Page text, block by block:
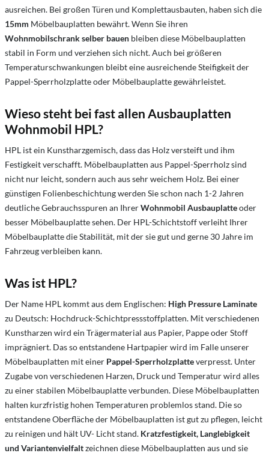
ausreichen. Bei großen Türen und Komplettausbauten, haben sich die
15mm Möbelbauplatten bewährt. Wenn Sie ihren
Wohnmobilschrank selber bauen bleiben diese Möbelbauplatten
stabil in Form und verziehen sich nicht. Auch bei größeren
Temperaturschwankungen bleibt eine ausreichende Steifigkeit der
Pappel-Sperrholzplatte oder Möbelbauplatte gewährleistet.
Wieso steht bei fast allen Ausbauplatten
Wohnmobil HPL?
HPL ist ein Kunstharzgemisch, dass das Holz versteift und ihm
Festigkeit verschafft. Möbelbauplatten aus Pappel-Sperrholz sind
nicht nur leicht, sondern auch aus sehr weichem Holz. Bei einer
günstigen Folienbeschichtung werden Sie schon nach 1-2 Jahren
deutliche Gebrauchsspuren an IhrerWohnmobil Ausbauplatteoder
besser Möbelbauplatte sehen. Der HPL-Schichtstoff verleiht Ihrer
Möbelbauplatte die Stabilität, mit der sie gut und gerne 30 Jahre im
Fahrzeug verbleiben kann.
Was ist HPL?
Der Name HPL kommt aus dem Englischen: High Pressure Laminate
zu Deutsch: Hochdruck-Schichtpressstoffplatten. Mit verschiedenen
Kunstharzen wird ein Trägermaterial aus Papier, Pappe oder Stoff
imprägniert. Das so entstandene Hartpapier wird im Falle unserer
Möbelbauplatten mit einer Pappel-Sperrholzplatteverpresst. Unter
Zugabe von verschiedenen Harzen, Druck und Temperatur wird alles
zu einer stabilen Möbelbauplatte verbunden. Diese Möbelbauplatten
halten kurzfristig hohen Temperaturen problemlos stand. Die so
entstandene Oberfläche der Möbelbauplatten ist gut zu pflegen, leicht
zu reinigen und hält UV- Licht stand. Kratzfestigkeit, Langlebigkeit
und Variantenvielfaltzeichnen diese Möbelbauplatten aus und sie